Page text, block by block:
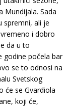
Mundijala. Sada
spremni, ali je
i dobro
da u to
godine počela bar
se to odnosi na
Svetskog
će se Gvardiola
koji će,